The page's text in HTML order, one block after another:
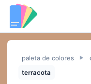
paleta de colores ►
terracota